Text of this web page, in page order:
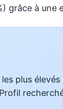
grâce à
les plus